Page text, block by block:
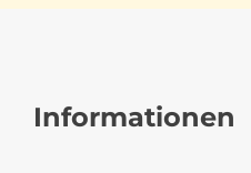
Informationen